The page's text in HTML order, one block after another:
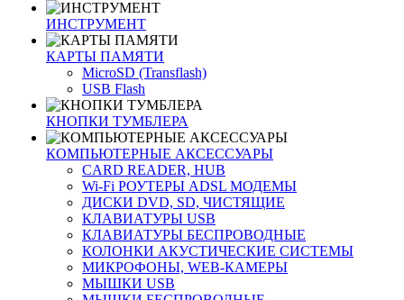
ИНСТРУМЕНТ
КАРТЫ ПАМЯТИ
MicroSD (Transflash)
USB Flash
КНОПКИ ТУМБЛЕРА
КОМПЬЮТЕРНЫЕ АКСЕССУАРЫ
CARD READER, HUB
Wi-Fi РОУТЕРЫ ADSL МОДЕМЫ
ДИСКИ DVD, SD, ЧИСТЯЩИЕ
КЛАВИАТУРЫ USB
КЛАВИАТУРЫ БЕСПРОВОДНЫЕ
КОЛОНКИ АКУСТИЧЕСКИЕ СИСТЕМЫ
МИКРОФОНЫ, WEB-КАМЕРЫ
МЫШКИ USB